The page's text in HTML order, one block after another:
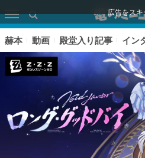
広告をス
赫本 動画 殿堂入り記事 イン